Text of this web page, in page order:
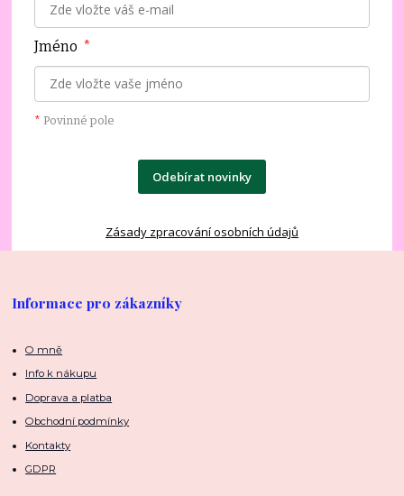
Jméno *
* Povinné pole
Odebírat novinky
Zásady zpracování osobních údajů
Informace pro zákazníky
O mně
Info k nákupu
Doprava a platba
Obchodní podmínky
Kontakty
GDPR